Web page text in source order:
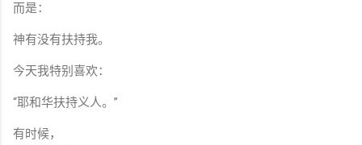
而是：
神有没有扶持我。
今天我特别喜欢：
“耶和华扶持义人。”
有时候，